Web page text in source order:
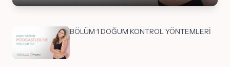
Play Mute Settings
Enter
BÖLÜM 1 DOĞUM KONTROL YÖNTEMLERİ